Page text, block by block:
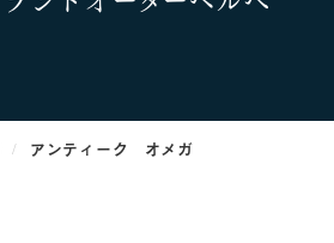
アンティーク オメガ